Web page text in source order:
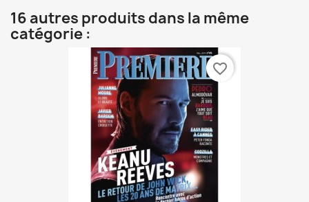
16 autres produits dans la même
catégorie :
favorite_border